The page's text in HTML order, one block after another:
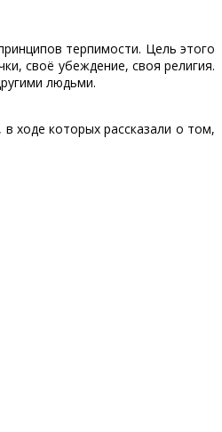
терпимости. Цель этого
своё убеждение, своя религия.
людьми.
ходе которых рассказали о том,